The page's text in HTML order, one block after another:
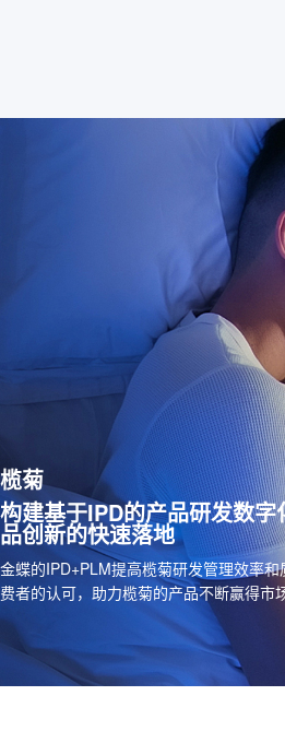
榄菊
构建基于IPD的产品研发数
品创新的快速落地
金蝶的IPD+PLM提高榄菊研发管理效率
费者的认可，助力榄菊的产品不断赢得市